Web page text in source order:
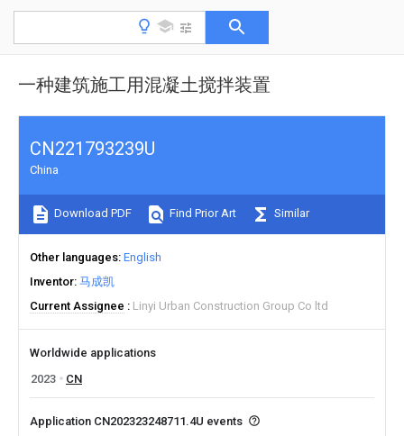
一种建筑施工用混凝土搅拌装置
CN221793239U
China
Download PDF Find Prior Art Similar
Other languages English
Inventor 马成凯
Current Assignee
Linyi Urban Construction Group Co ltd
Worldwide applications
2023
CN
Application CN202323248711.4U events